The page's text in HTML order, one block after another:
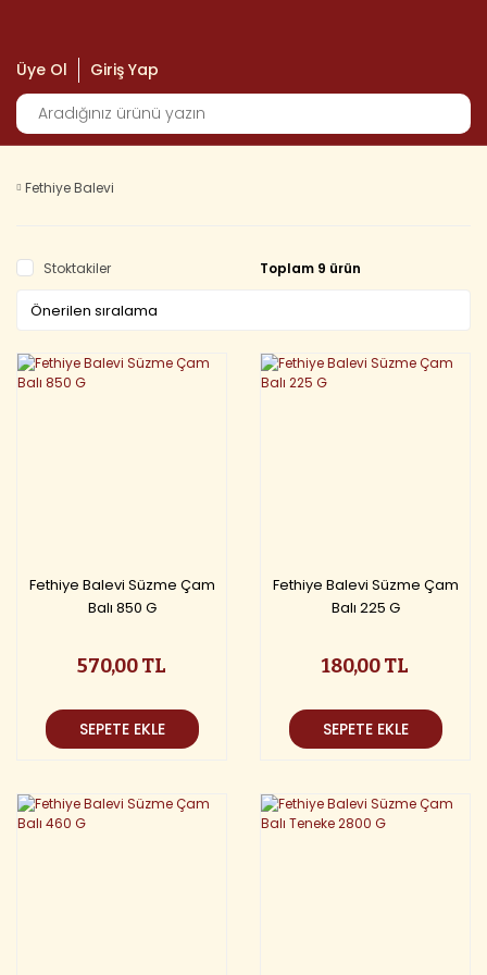
Üye Ol Giriş Yap
Fethiye Balevi
Stoktakiler Toplam 9 ürün
Fethiye Balevi Süzme Çam
Balı 850 G
570,00 TL
SEPETE EKLE
Fethiye Balevi Süzme Çam
Balı 225 G
180,00 TL
SEPETE EKLE